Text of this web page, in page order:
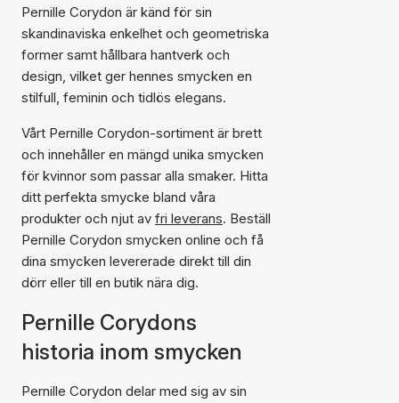
Pernille Corydon är känd för sin
skandinaviska enkelhet och geometriska
former samt hållbara hantverk och
design, vilket ger hennes smycken en
stilfull, feminin och tidlös elegans.
Vårt Pernille Corydon-sortiment är brett
och innehåller en mängd unika smycken
för kvinnor som passar alla smaker. Hitta
ditt perfekta smycke bland våra
produkter och njut av fri leverans. Beställ
Pernille Corydon smycken online och få
dina smycken levererade direkt till din
dörr eller till en butik nära dig.
Pernille Corydons
historia inom smycken
Pernille Corydon delar med sig av sin